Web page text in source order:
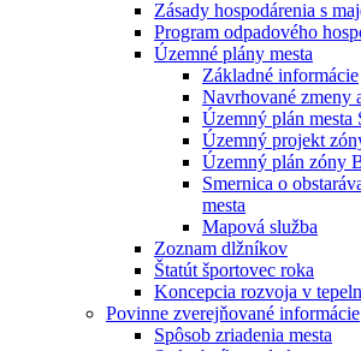
Zásady hospodárenia s
Program odpadového
Územné plány mesta
Základné informácie
Navrhované zmeny
Územný plán mesta
Územný projekt
Územný plán zóny
Smernica o
mesta
Mapová služba
Zoznam dlžníkov
Štatút športovec roka
Koncepcia rozvoja v
Povinne zverejňované informácie
Spôsob zriadenia mesta